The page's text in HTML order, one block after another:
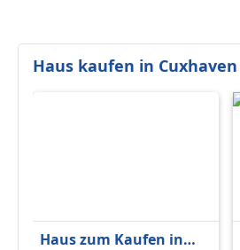
Haus kaufen in Cuxhaven
Haus zum Kaufen in